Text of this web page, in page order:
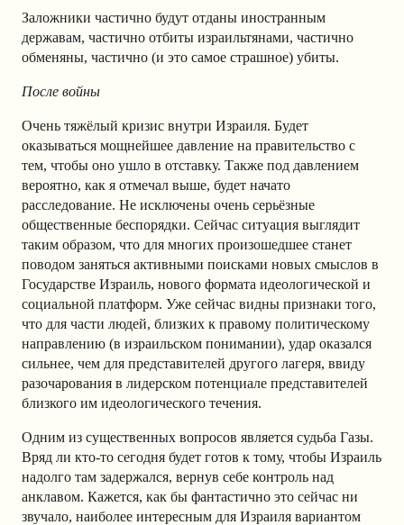
Заложники частично будут отданы иностранным
державам, частично отбиты израильтянами, частично
обменяны, частично (и это самое страшное) убиты.
После войны
Очень тяжёлый кризис внутри Израиля. Будет
оказываться мощнейшее давление на правительство с
тем, чтобы оно ушло в отставку. Также под давлением
вероятно, как я отмечал выше, будет начато
расследование. Не исключены очень серьёзные
общественные беспорядки. Сейчас ситуация выглядит
таким образом, что для многих произошедшее станет
поводом заняться активными поисками новых смыслов в
Государстве Израиль, нового формата идеологической и
социальной платформ. Уже сейчас видны признаки того,
что для части людей, близких к правому политическому
направлению (в израильском понимании), удар оказался
сильнее, чем для представителей другого лагеря, ввиду
разочарования в лидерском потенциале представителей
близкого им идеологического течения.
Одним из существенных вопросов является судьба Газы.
Вряд ли кто-то сегодня будет готов к тому, чтобы Израиль
надолго там задержался, вернув себе контроль над
анклавом. Кажется, как бы фантастично это сейчас ни
звучало, наиболее интересным для Израиля вариантом